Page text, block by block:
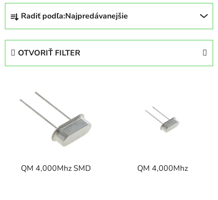
R
d
Radiť podľa:Najpredávanejšie
OTVORIŤ FILTER
QM 4,000Mhz SMD QM 4,000Mhz